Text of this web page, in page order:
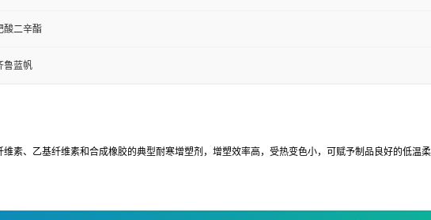
酸二辛酯
鲁蓝帆
素、乙基纤维素和合成橡胶的典型耐寒增塑剂，增塑效率高，受热变色小，可赋予制品良好的低温